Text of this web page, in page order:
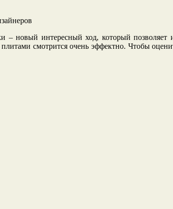
новый интересный ход, который позволяет
смотрится очень эффектно. Чтобы